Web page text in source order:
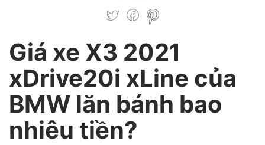
Giá xe X3 2021
xDrive20i xLine của
BMW lăn bánh bao
nhiêu tiền?